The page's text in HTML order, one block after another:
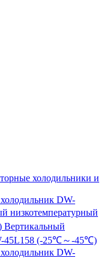
холодильники и
DW-
низкотемпературный
Вертикальный
45L158 (-25℃～-45℃)
DW-